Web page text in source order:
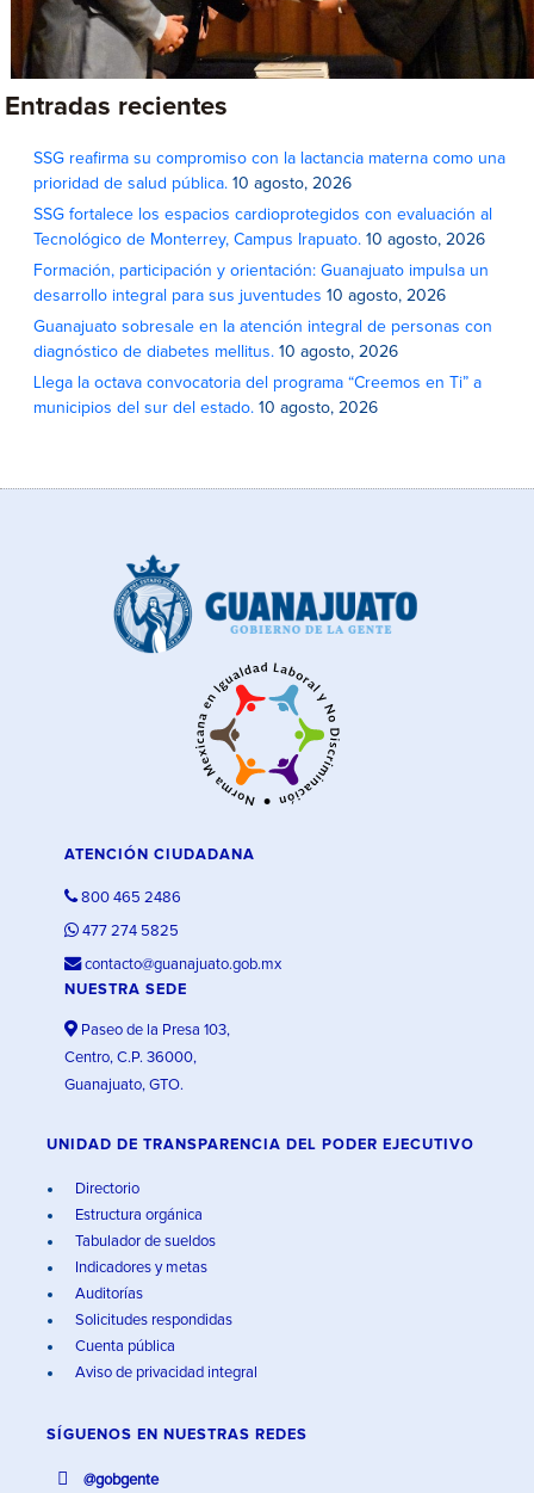
Entradas recientes
SSG reafirma su compromiso con la lactancia materna como una
prioridad de salud pública. 10 agosto, 2026
SSG fortalece los espacios cardioprotegidos con evaluación al
Tecnológico de Monterrey, Campus Irapuato. 10 agosto, 2026
Formación, participación y orientación: Guanajuato impulsa un
desarrollo integral para sus juventudes 10 agosto, 2026
Guanajuato sobresale en la atención integral de personas con
diagnóstico de diabetes mellitus. 10 agosto, 2026
Llega la octava convocatoria del programa “Creemos en Ti” a
municipios del sur del estado. 10 agosto, 2026
ATENCIÓN CIUDADANA
800 465 2486
477 274 5825
contacto@guanajuato.gob.mx
NUESTRA SEDE
Paseo de la Presa 103,
Centro, C.P. 36000,
Guanajuato, GTO.
UNIDAD DE TRANSPARENCIA DEL PODER EJECUTIVO
Directorio
Estructura orgánica
Tabulador de sueldos
Indicadores y metas
Auditorías
Solicitudes respondidas
Cuenta pública
Aviso de privacidad integral
SÍGUENOS EN NUESTRAS REDES
@gobgente